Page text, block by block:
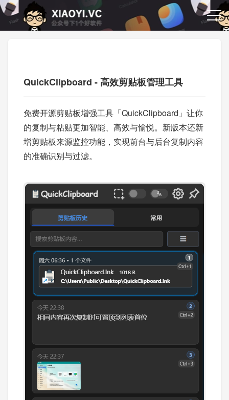
QuickClipboard - 高效剪贴板管理工具
免费开源剪贴板增强工具「QuickClipboard」让你
的复制与粘贴更加智能、高效与愉悦。新版本还新
增剪贴板来源监控功能，实现前台与后台复制内容
的准确识别与过滤。